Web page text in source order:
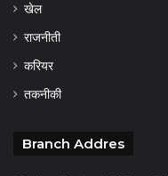
खेल
राजनीती
करियर
तकनीकी
Branch Addres